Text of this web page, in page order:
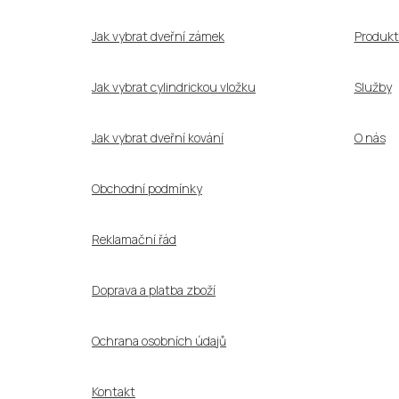
Jak vybrat dveřní zámek
Jak vybrat cylindrickou vložku
Jak vybrat dveřní kování
Obchodní podmínky
Reklamační řád
Doprava a platba zboží
Ochrana osobních údajů
Kontakt
Služby
O nás